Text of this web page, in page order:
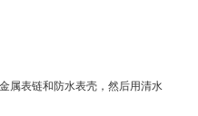
属表链和防水表壳，然后用清水